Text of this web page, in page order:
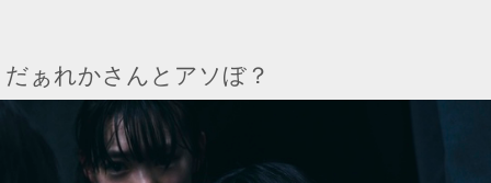
だぁれかさんとアソぼ？